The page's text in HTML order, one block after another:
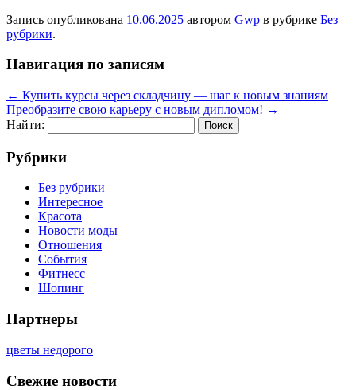
Запись опубликована 10.06.2025 автором Gwp в рубрике Без
рубрики.
Навигация по записям
← Купить курсы через складчину — шаг к новым знаниям
Преобразите свою карьеру с новым дипломом! →
Найти:
Рубрики
Без рубрики
Интересное
Красота
Новости моды
Отношения
События
Фитнесс
Шопинг
Партнеры
цветы недорого
Свежие новости